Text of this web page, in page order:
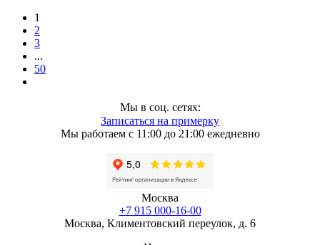
1
2
3
...
50
Мы в соц. сетях:
Записаться на примерку
Мы работаем с 11:00 до 21:00 ежедневно
Москва
+7 915 000-16-00
Москва, Климентовский переулок, д. 6